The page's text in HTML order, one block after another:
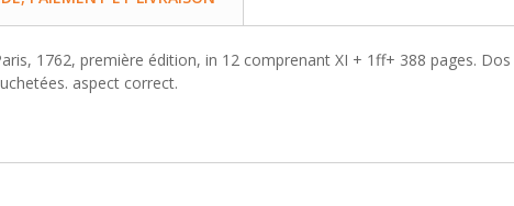
1762, première édition, in 12 comprenant XI + 1ff+ 388 pages.
aspect correct.